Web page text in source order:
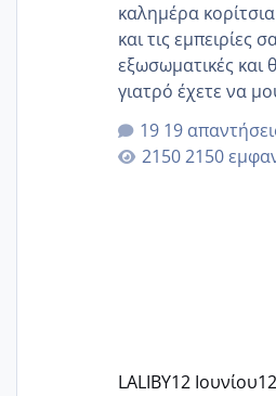
καλημέρα
και τις εμπειρίες
εξωσωματικές και
γιατρό έχετε να
που μείνατε
επιιτυχία? έκανα
ζερβομανωλάκη
19
2150
LALIBY12 Ιουνίου